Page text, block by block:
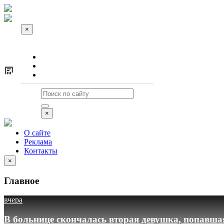
×
×
О сайте
Реклама
Контакты
×
Главное
вчера
В больнице скончалась вторая девушка,